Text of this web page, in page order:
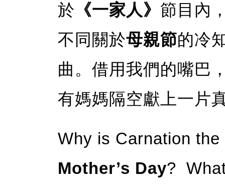
於 《一家人》 節目內
不同關於母親節的冷
曲。借用我們的嘴巴
有媽媽隔空獻上一片
Why is Carnation
Mother’s Day?